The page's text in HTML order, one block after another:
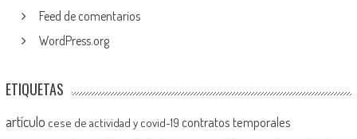
Feed de comentarios
WordPress.org
ETIQUETAS
artículo cese de actividad y covid-19 contratos temporales